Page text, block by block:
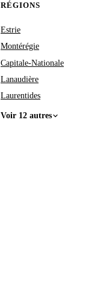
RÉGIONS
Estrie
Montérégie
Capitale-Nationale
Lanaudière
Laurentides
Voir 12 autres